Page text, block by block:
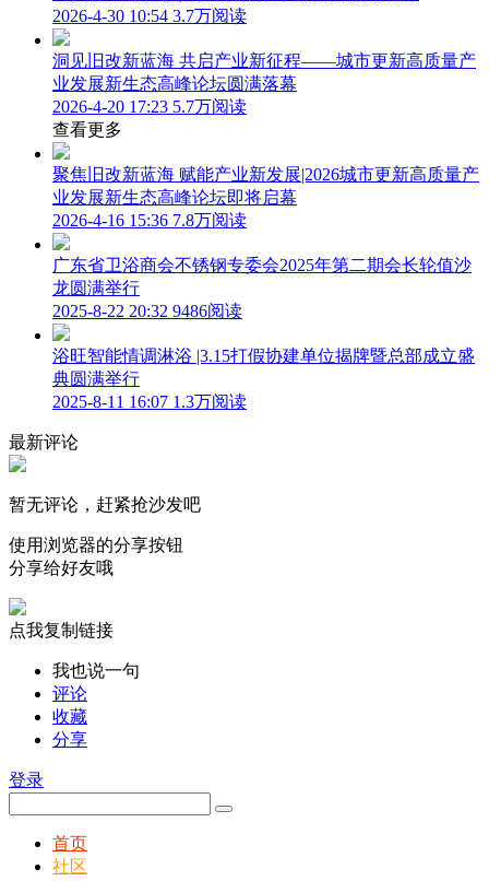
2026-4-30 10:54 3.7万阅读
洞见旧改新蓝海 共启产业新征程——城市更新高质量产
业发展新生态高峰论坛圆满落幕
2026-4-20 17:23 5.7万阅读
查看更多
聚焦旧改新蓝海 赋能产业新发展|2026城市更新高质量产
业发展新生态高峰论坛即将启幕
2026-4-16 15:36 7.8万阅读
广东省卫浴商会不锈钢专委会2025年第二期会长轮值沙
龙圆满举行
2025-8-22 20:32 9486阅读
浴旺智能情调淋浴 |3.15打假协建单位揭牌暨总部成立盛
典圆满举行
2025-8-11 16:07 1.3万阅读
最新评论
暂无评论，赶紧抢沙发吧
使用浏览器的分享按钮
分享给好友哦
点我复制链接
我也说一句
评论
收藏
分享
登录
首页
社区